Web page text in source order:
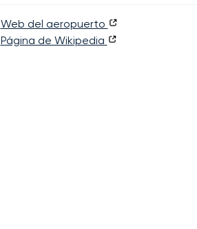
Web del aeropuerto
Página de Wikipedia